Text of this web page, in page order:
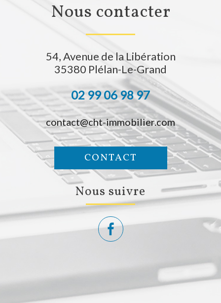
nous contacter
54, Avenue de la Libération
35380 Plélan-Le-Grand
02 99 06 98 97
contact@cht-immobilier.com
CONTACT
nous suivre